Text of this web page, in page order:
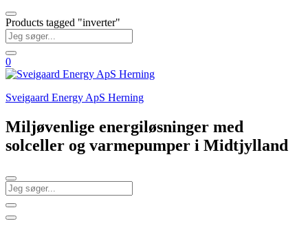
Products tagged "inverter"
0
Sveigaard Energy ApS Herning
Miljøvenlige energiløsninger med
solceller og varmepumper i Midtjylland